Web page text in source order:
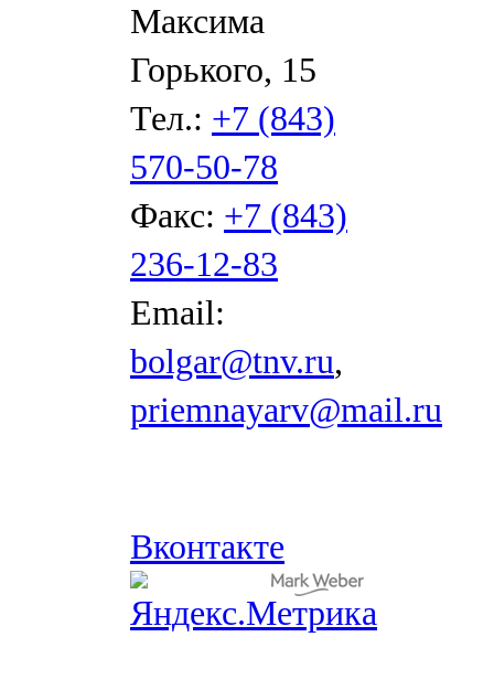
Максима
Горького, 15
Тел.: +7 (843)
570-50-78
Факс: +7 (843)
236-12-83
Email:
bolgar@tnv.ru,
priemnayarv@mail.ru
Вконтакте